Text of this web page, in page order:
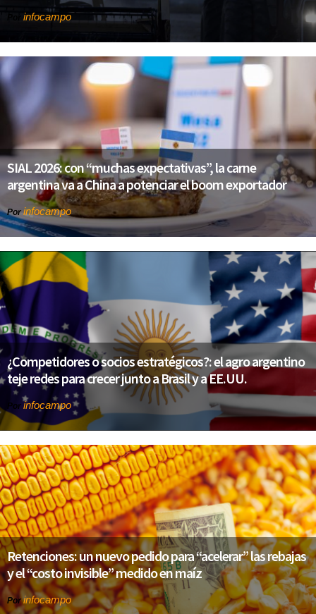
infocampo
SIAL 2026: con “muchas expectativas”, la carne
argentina va a China a potenciar el boom exportador
Porinfocampo
¿Competidores o socios estratégicos?: el agro argentino
teje redes para crecer junto a Brasil y a EE.UU.
Por infocampo
Retenciones: un nuevo pedido para “acelerar” las rebajas
y el “costo invisible” medido en maíz
Porinfocampo